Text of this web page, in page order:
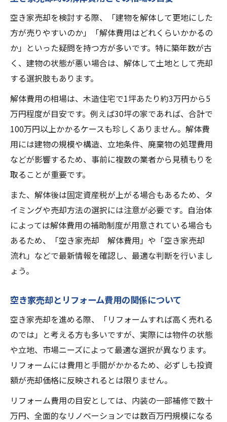
空き家売却を検討する際、「建物を解体して更地にした
方が売りやすいのか」「解体費用はどれくらいかかるの
か」といった疑問を持つ方が多いです。特に築年数が古
く、建物の状態が悪い場合は、解体して土地として売却
する選択肢もあります。
解体費用の相場は、木造住宅で1坪あたり約3万円から5
万円程度が目安です。例えば30坪の家であれば、合計で
100万円以上かかるケースも珍しくありません。解体費
用には建物の規模や構造、立地条件、廃棄物の処理費用
などが影響するため、事前に複数の業者から見積もりを
取ることが重要です。
また、解体後は固定資産税が上がる場合もあるため、タ
イミングや売却方法の選択には注意が必要です。自治体
によっては解体費用の補助制度が用意されている場合も
あるため、「空き家売却 解体費用」や「空き家売却
流れ」などで最新情報を確認し、最適な判断を行いまし
ょう。
空き家売却とリフォーム費用の関係について
空き家売却を進める際、「リフォームすれば高く売れる
のでは」と考える方も多いですが、実際には物件の状態
や立地、市場ニーズによって最適な選択が異なります。
リフォームには費用と手間がかかるため、必ずしも投資
額が売却価格に反映されるとは限りません。
リフォーム費用の目安としては、内装の一部補修で数十
万円、全面的なリノベーションでは数百万円規模になる